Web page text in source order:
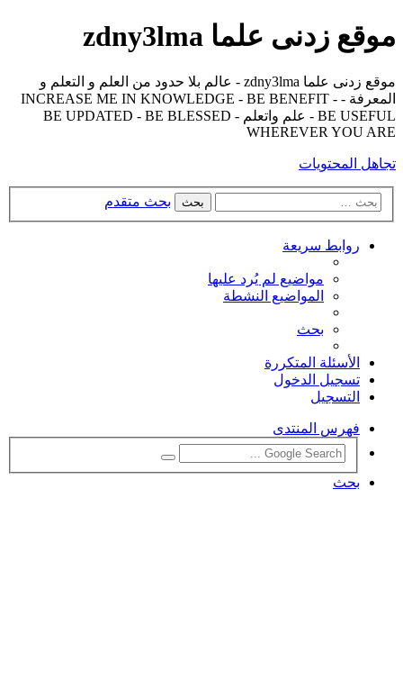
موقع زدنى علما zdny3lma
موقع زدنى علما zdny3lma - عالم بلا حدود من العلم و التعلم و
المعرفة - INCREASE ME IN KNOWLEDGE - BE BENEFIT -
BE USEFUL - علم واتعلم - BE UPDATED - BE BLESSED
WHEREVER YOU ARE
تجاهل المحتويات
بحث بحث متقدم
روابط سريعة
مواضيع لم يُرد عليها
المواضيع النشطة
بحث
الأسئلة المتكررة
تسجيل الدخول
التسجيل
فهرس المنتدى
بحث